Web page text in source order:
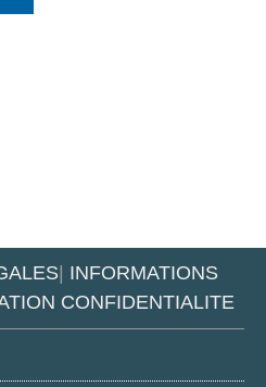
| INFORMATIONS
CONFIDENTIALITE